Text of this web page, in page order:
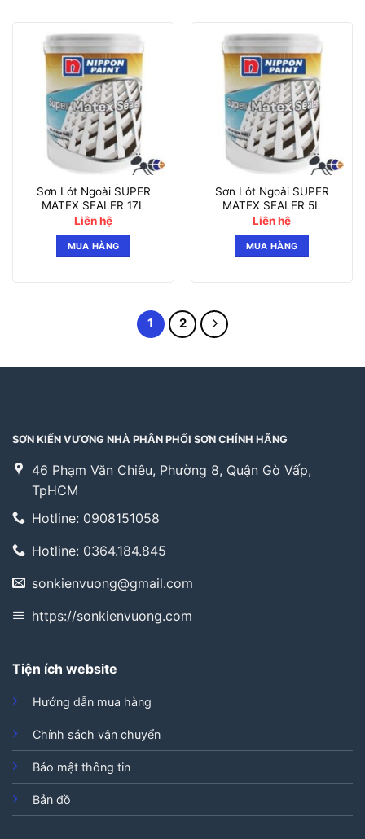
Sơn Lót Ngoài SUPER
MATEX SEALER 17L
Liên hệ
MUA HÀNG
Sơn Lót Ngoài SUPER
MATEX SEALER 5L
Liên hệ
MUA HÀNG
1 2
SƠN KIẾN VƯƠNG NHÀ PHÂN PHỐI SƠN CHÍNH HÃNG
46 Phạm Văn Chiêu, Phường 8, Quận Gò Vấp,
TpHCM
Hotline: 0908151058
Hotline: 0364.184.845
sonkienvuong@gmail.com
https://sonkienvuong.com
Tiện ích website
Hướng dẫn mua hàng
Chính sách vận chuyển
Bảo mật thông tin
Bản đồ